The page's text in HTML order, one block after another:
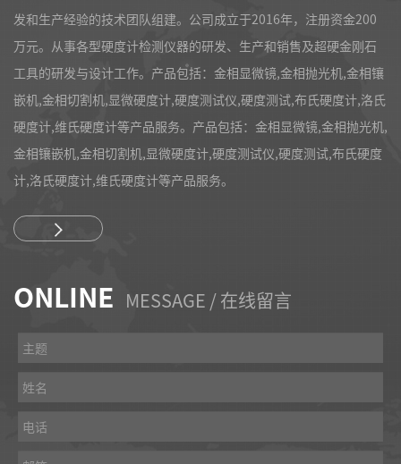
发和生产经验的技术团队组建。公司成立于2016年，注册资金200
万元。从事各型硬度计检测仪器的研发、生产和销售及超硬金刚石
工具的研发与设计工作。产品包括：金相显微镜,金相抛光机,金相镶
嵌机,金相切割机,显微硬度计,硬度测试仪,硬度测试,布氏硬度计,洛氏
硬度计,维氏硬度计等产品服务。产品包括：金相显微镜,金相抛光机,
金相镶嵌机,金相切割机,显微硬度计,硬度测试仪,硬度测试,布氏硬度
计,洛氏硬度计,维氏硬度计等产品服务。
ONLINE MESSAGE / 在线留言